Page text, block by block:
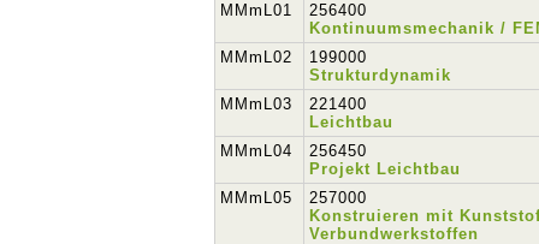
MMmL01
256400
Kontinuumsmechanik /
MMmL02
199000
Strukturdynamik
MMmL03
221400
Leichtbau
MMmL04
256450
Projekt Leichtbau
MMmL05
257000
Konstruieren mit
Verbundwerkstoffen